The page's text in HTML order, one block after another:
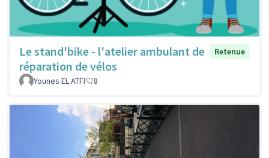
Le stand'bike - l'atelier ambulant de
réparation de vélos
Retenue
Younes EL ATFI 8